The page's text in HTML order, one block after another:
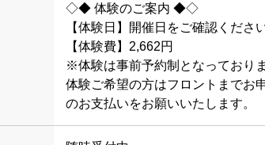
◇◆ 体験のご案内 ◆◇
【体験日】開催日をご確認くださ
【体験費】2,662円
※体験は事前予約制となっておりま
体験ご希望の方はフロントまでお
のお支払いをお願いいたします。